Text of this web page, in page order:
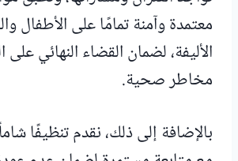
معتمدة وآمنة تمامًا على الأطفال
الأليفة، لضمان القضاء النهائي
مخاطر صحية.
بالإضافة إلى ذلك، نقدم تنظيفًا